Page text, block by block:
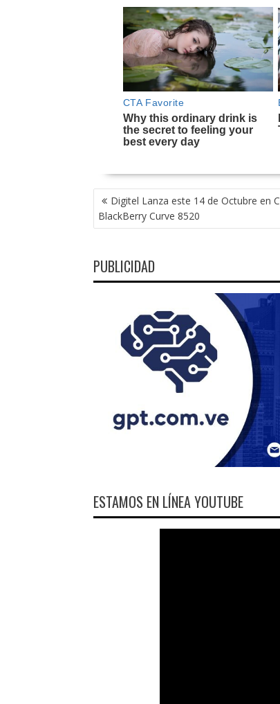
NAVEGACIÓN
DE
ENTRADAS
Digitel Lanza este 14 de Octubre en
BlackBerry Curve 8520
PUBLICIDAD
ESTAMOS EN LÍNEA YOUTUBE